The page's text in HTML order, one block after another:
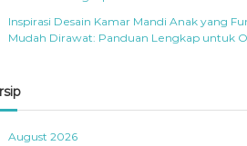
Inspirasi Desain Kamar Mandi Anak yang
Mudah Dirawat: Panduan Lengkap untuk
August 2026